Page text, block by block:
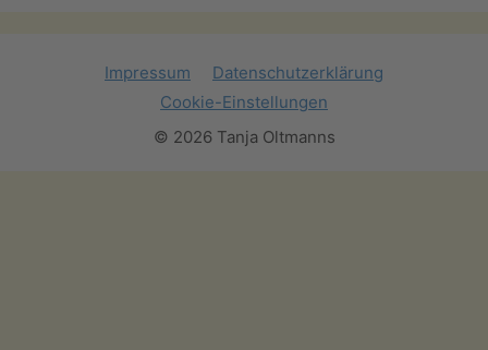
Impressum
Datenschutzerklärung
Cookie-Einstellungen
© 2026 Tanja Oltmanns